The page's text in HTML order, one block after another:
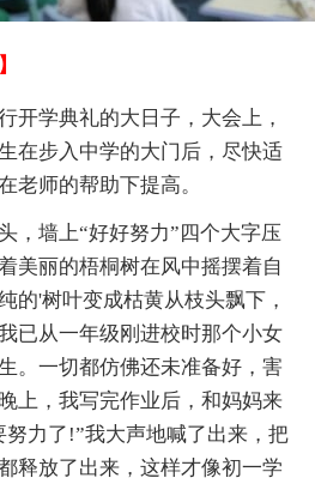
学典礼的大日子，大会上，
在步入中学的大门后，尽快适
老师的帮助下提高。
墙上“好好努力”四个大字压
美丽的梧桐树在风中摇摆着自
的'树叶变成枯黄从枝头飘下，
已从一年级刚进校时那个小女
。一切都仿佛还未准备好，害
，我写完作业后，和妈妈来
力了!”我大声地喊了出来，把
释放了出来，这样才像初一学